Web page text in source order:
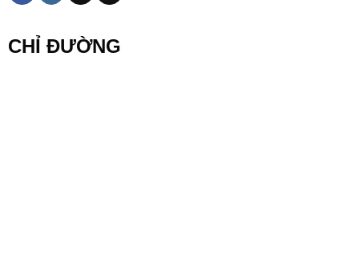
CHỈ ĐƯỜNG